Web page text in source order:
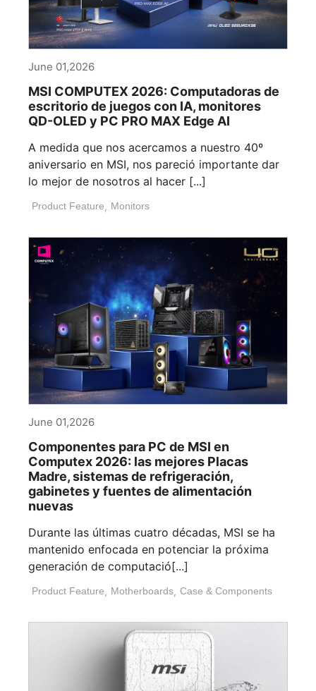
June 01,2026
MSI COMPUTEX 2026: Computadoras de
escritorio de juegos con IA, monitores
QD-OLED y PC PRO MAX Edge AI
A medida que nos acercamos a nuestro 40º
aniversario en MSI, nos pareció importante dar
lo mejor de nosotros al hacer [...]
Product Feature, Monitors
June 01,2026
Componentes para PC de MSI en
Computex 2026: las mejores Placas
Madre, sistemas de refrigeración,
gabinetes y fuentes de alimentación
nuevas
Durante las últimas cuatro décadas, MSI se ha
mantenido enfocada en potenciar la próxima
generación de computació[...]
Product Feature, Motherboards, Case & Components